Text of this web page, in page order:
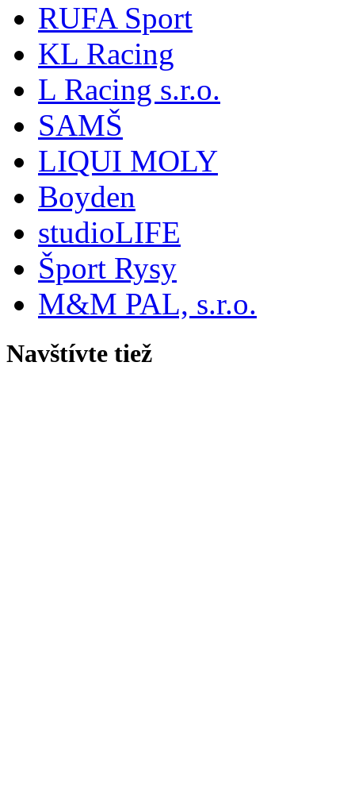
RUFA Sport
KL Racing
L Racing s.r.o.
SAMŠ
LIQUI MOLY
Boyden
studioLIFE
Šport Rysy
M&M PAL, s.r.o.
Navštívte tiež